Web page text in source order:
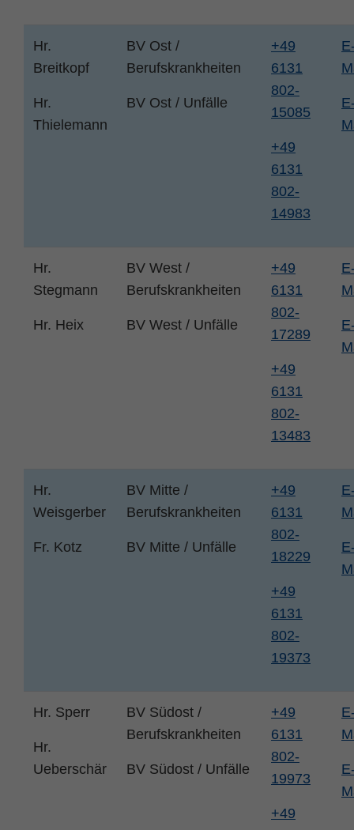
Hr.
Breitkopf
Hr.
Thielemann
BV Ost /
Berufskrankheiten
BV Ost / Unfälle
+49
6131
802-
15085
+49
6131
802-
14983
Hr.
Stegmann
Hr. Heix
BV West /
Berufskrankheiten
BV West / Unfälle
+49
6131
802-
17289
+49
6131
802-
13483
Hr.
Weisgerber
Fr. Kotz
BV Mitte /
Berufskrankheiten
BV Mitte / Unfälle
+49
6131
802-
18229
+49
6131
802-
19373
Hr. Sperr
Hr.
Ueberschär
BV Südost /
Berufskrankheiten
BV Südost / Unfälle
+49
6131
802-
19973
+49